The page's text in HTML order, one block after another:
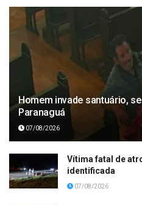
Homem invade santuário,
Paranaguá
07/08/2026
Vítima fatal de
identificada
07/08/2026